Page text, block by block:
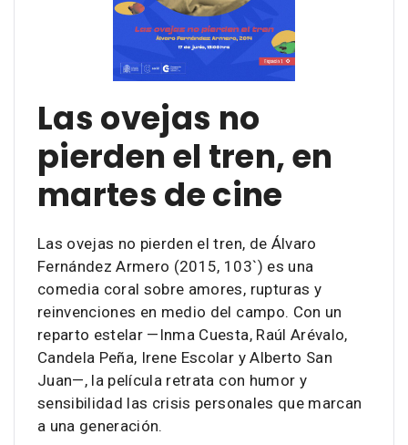
Las ovejas no
pierden el tren, en
martes de cine
Las ovejas no pierden el tren, de Álvaro
Fernández Armero (2015, 103`) es una
comedia coral sobre amores, rupturas y
reinvenciones en medio del campo. Con un
reparto estelar —Inma Cuesta, Raúl Arévalo,
Candela Peña, Irene Escolar y Alberto San
Juan—, la película retrata con humor y
sensibilidad las crisis personales que marcan
a una generación.